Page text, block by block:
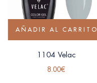
AÑADIR AL CARRITO
1104 Velac
8.00€